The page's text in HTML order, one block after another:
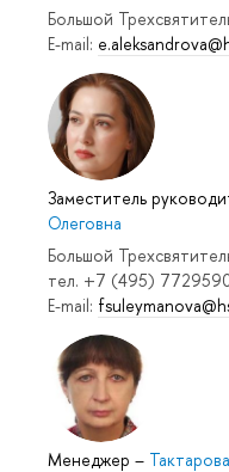
Большой
E-mail:
Заместитель
Олеговна
Большой
тел. +7 (495)
E-mail:
Менеджер –